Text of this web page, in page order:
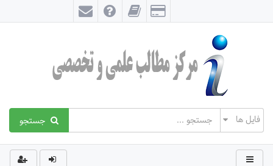
جستجو